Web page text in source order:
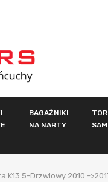
BAGAŻNIKI
NA NARTY
K13 5-Drzwiowy 2010 -